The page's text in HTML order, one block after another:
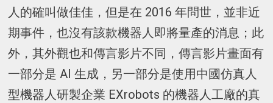
人的確叫做佳佳，但是在 2016 年問世，並非近
期事件，也沒有該款機器人即將量產的消息；此
外，其外觀也和傳言影片不同，傳言影片畫面有
一部分是 AI 生成，另一部分是使用中國仿真人
型機器人研製企業 EXrobots 的機器人工廠的真